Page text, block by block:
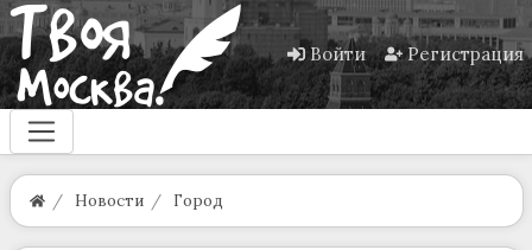
Войти Регистрация
Новости Город